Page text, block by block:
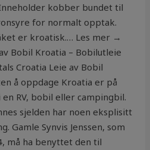
kobber bundet til
for normalt opptak.
er kroatisk.… Les mer →
Bobil Kroatia – Bobilutleie
Croatia Leie av Bobil
å oppdage Kroatia er på
RV, bobil eller campingbil.
sjelden har noen eksplisitt
Gamle Synvis Jenssen, som
må ha benyttet den til